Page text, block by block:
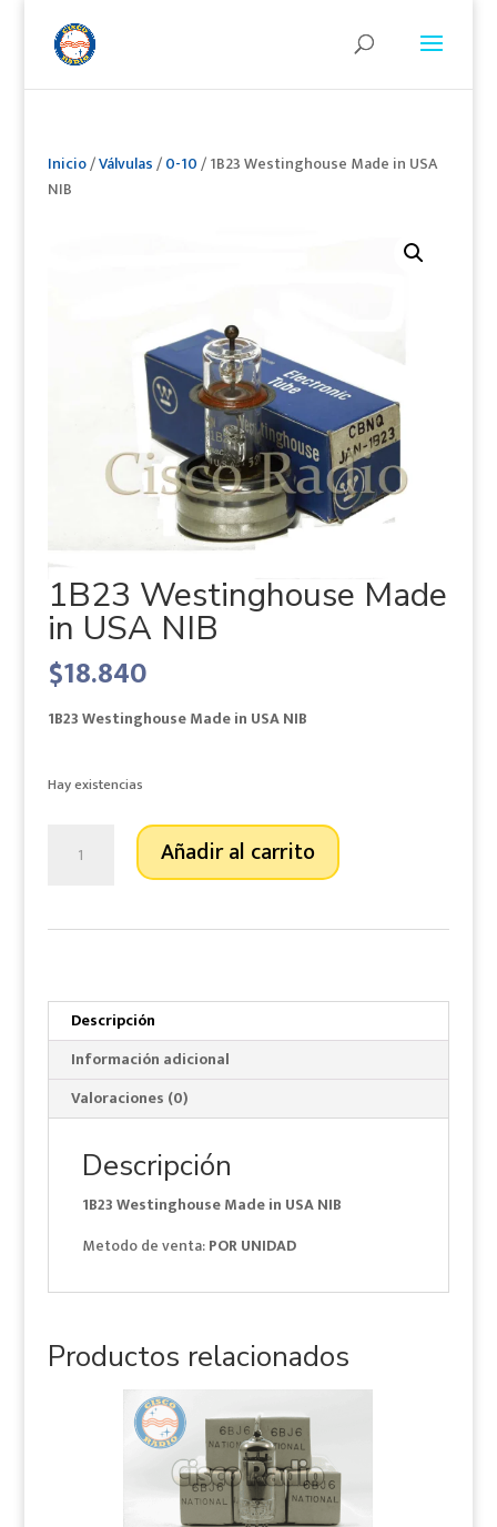
Inicio/Válvulas/0-10/ 1B23 Westinghouse Made in USA
NIB
1B23 Westinghouse Made
in USA NIB
$18.840
1B23 Westinghouse Made in USA NIB
Hay existencias
Westinghouse
USA
Añadir al carrito
Descripción
Información adicional
Valoraciones (0)
Descripción
1B23 Westinghouse Made in USA NIB
Metodo de venta:POR UNIDAD
Productos relacionados